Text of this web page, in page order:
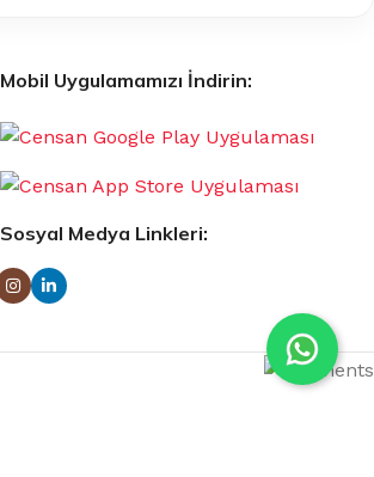
Mobil Uygulamamızı İndirin:
Sosyal Medya Linkleri: